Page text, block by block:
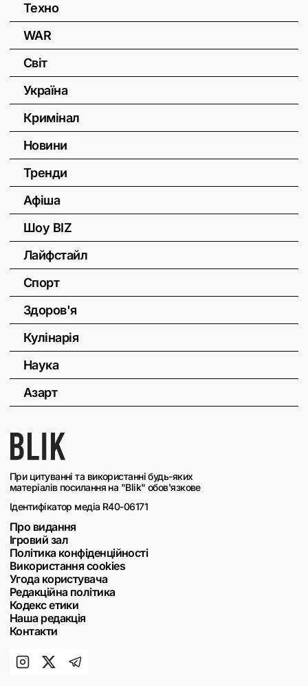
При цитуванні та використанні будь-яких
матеріалів посилання на "Blik" обов'язкове
Ідентифікатор медіа R40-06171
Про видання
Ігровий зал
Політика конфіденційності
Використання cookies
Угода користувача
Редакційна політика
Кодекс етики
Наша редакція
Контакти
Техно
WAR
Світ
Україна
Кримінал
Новини
Тренди
Афіша
Шоу BIZ
Лайфстайл
Спорт
Здоров'я
Кулінарія
Наука
Азарт